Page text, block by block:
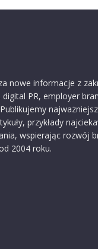
nowe informacje z
PR, employer
przykłady
wspierając rozwój
2004 roku.